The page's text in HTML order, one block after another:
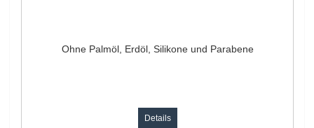
Ohne Palmöl, Erdöl, Silikone und Parabene
Details